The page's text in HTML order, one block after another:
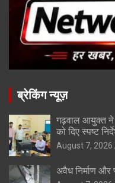
ब्रेकिंग न्यूज़
गढ़वाल आयुक्त ने
को दिए स्पष्ट
August 7, 2026
अवैध निर्माण और